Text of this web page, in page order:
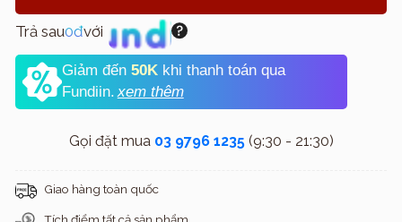
Trả sau0đvới
Giảm đến 50K khi thanh toán qua
Fundiin.xem thêm
Gọi đặt mua 03 9796 1235(9:30 - 21:30)
Giao hàng toàn quốc
Tích điểm tất cả sản phẩm